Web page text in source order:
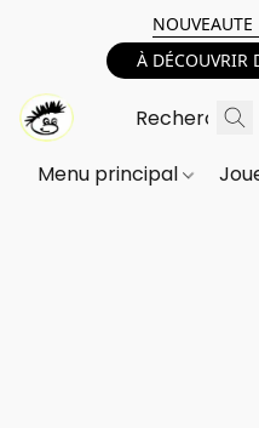
À DÉCOUVRIR
Menu principal